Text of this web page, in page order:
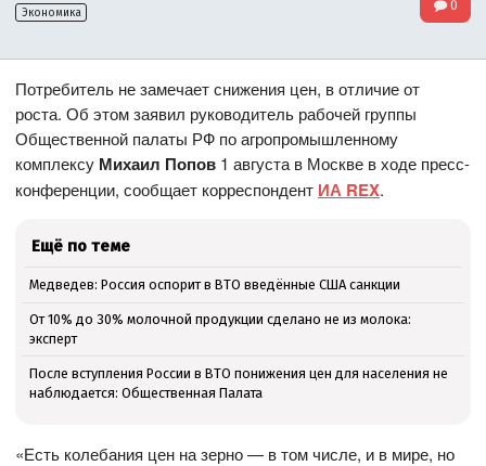
Экономика 0
Потребитель не замечает снижения цен, в отличие от
роста. Об этом заявил руководитель рабочей группы
Общественной палаты РФ по агропромышленному
комплексу Михаил Попов 1 августа в Москве в ходе пресс-
конференции, сообщает корреспондент ИА REX.
Ещё по теме
Медведев: Россия оспорит в ВТО введённые США санкции
От 10% до 30% молочной продукции сделано не из молока:
эксперт
После вступления России в ВТО понижения цен для населения не
наблюдается: Общественная Палата
«Есть колебания цен на зерно — в том числе, и в мире, но